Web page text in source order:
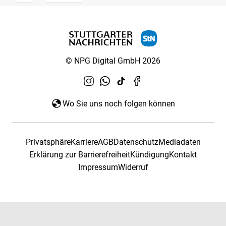
© NPG Digital GmbH 2026
Wo Sie uns noch folgen können
PrivatsphäreKarriereAGBDatenschutzMediadaten
Erklärung zur BarrierefreiheitKündigungKontakt
ImpressumWiderruf